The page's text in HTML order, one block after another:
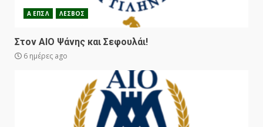
Α ΕΠΣΛ ΛΕΣΒΟΣ
Στον ΑΙΟ Ψάνης και Σεφουλάι!
6 ημέρες ago